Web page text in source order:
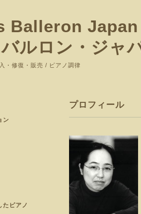
Balleron Japan
ルロン・ジャ
・修復・販売 / ピアノ調律
プロフィール
ン
たピアノ